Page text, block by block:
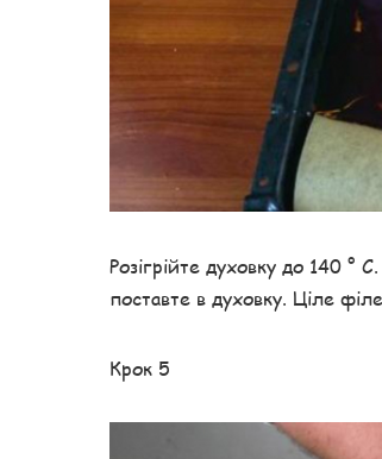
Розігрійте духовку до 140 °
поставте в духовку. Ціле
Крок 5